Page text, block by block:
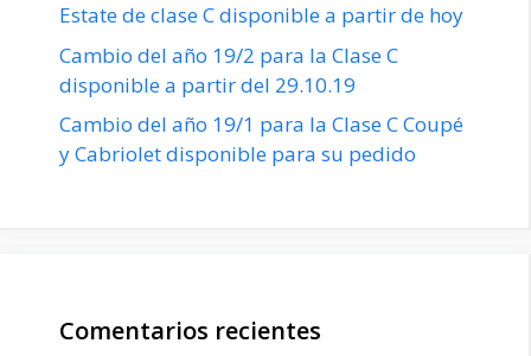
Estate de clase C disponible a partir de hoy
Cambio del año 19/2 para la Clase C
disponible a partir del 29.10.19
Cambio del año 19/1 para la Clase C Coupé
y Cabriolet disponible para su pedido
Comentarios recientes